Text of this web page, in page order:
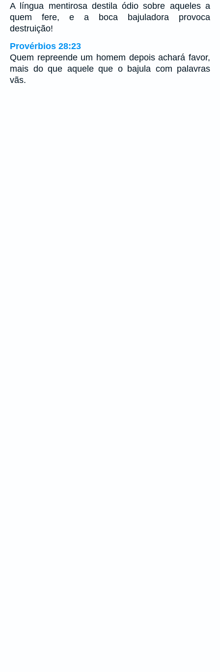
A língua mentirosa destila ódio sobre aqueles a
quem fere, e a boca bajuladora provoca
destruição!
Provérbios 28:23
Quem repreende um homem depois achará favor,
mais do que aquele que o bajula com palavras
vãs.